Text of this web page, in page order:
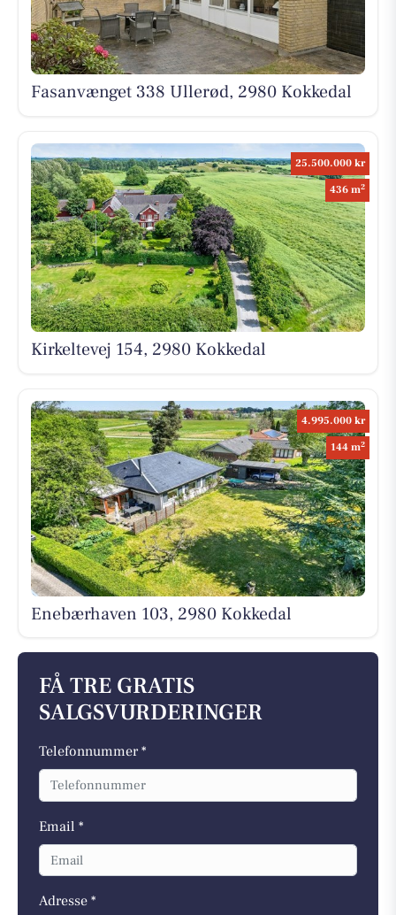
Fasanvænget 338 Ullerød, 2980 Kokkedal
25.500.000 kr
436 m2
Kirkeltevej 154, 2980 Kokkedal
4.995.000 kr
144 m2
Enebærhaven 103, 2980 Kokkedal
FÅ TRE GRATIS
SALGSVURDERINGER
Telefonnummer *
Email *
Adresse *